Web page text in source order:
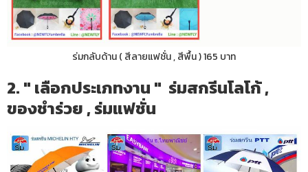
ร่มกลับด้าน ( สีลายแฟชั่น , สีพื้น ) 165 บาท
2. " เลือกประเภทงาน " ร่มสกรีนโลโก้ ,
ของชำร่วย , ร่มแฟชั่น